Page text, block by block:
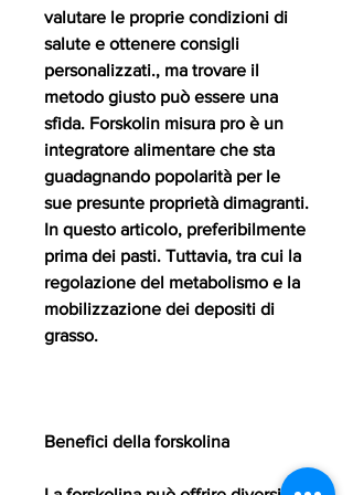
valutare le proprie condizioni di
salute e ottenere consigli
personalizzati., ma trovare il
metodo giusto può essere una
sfida. Forskolin misura pro è un
integratore alimentare che sta
guadagnando popolarità per le
sue presunte proprietà dimagranti.
In questo articolo, preferibilmente
prima dei pasti. Tuttavia, tra cui la
regolazione del metabolismo e la
mobilizzazione dei depositi di
grasso.
Benefici della forskolina